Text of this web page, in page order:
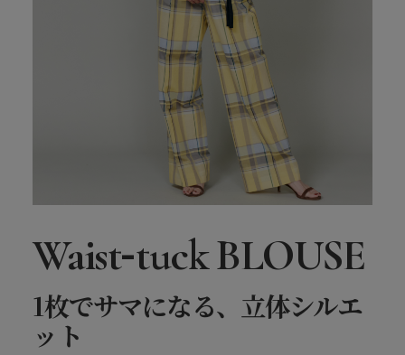
Waist-tuck BLOUSE
1枚でサマになる、立体シルエ
ット